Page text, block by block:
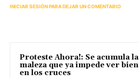
INICIAR SESIÓN PARA DEJAR UN COMENTARIO
Proteste Ahora!: Se acumula la
maleza que ya impede ver bien
en los cruces